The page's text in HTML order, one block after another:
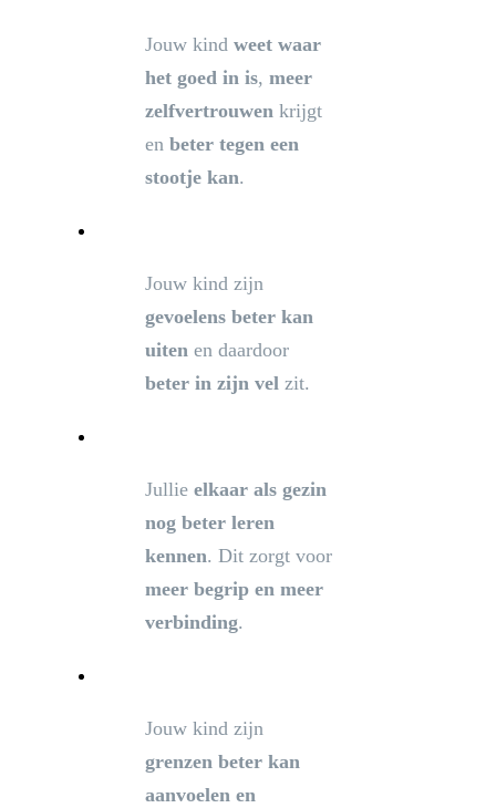
Jouw kind weet waar
het goed in is,meer
zelfvertrouwen krijgt
en beter tegen een
stootje kan.
Jouw kind zijn
gevoelens beter kan
uiten en daardoor
beter in zijn vel zit.
Jullie elkaar als gezin
nog beter leren
kennen. Dit zorgt voor
meer begrip en meer
verbinding.
Jouw kind zijn
grenzen beter kan
aanvoelen en